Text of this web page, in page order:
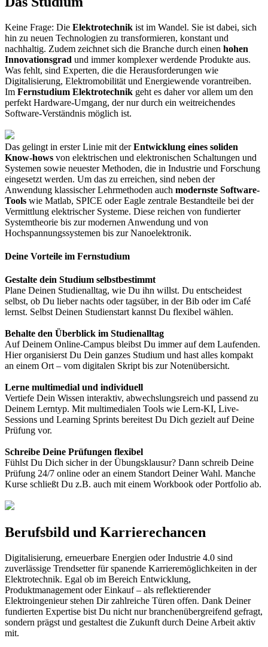
Keine Frage: Die Elektrotechnik ist im Wandel. Sie ist dabei, sich
hin zu neuen Technologien zu transformieren, konstant und
nachhaltig. Zudem zeichnet sich die Branche durch einen hohen
Innovationsgrad und immer komplexer werdende Produkte aus.
Was fehlt, sind Experten, die die Herausforderungen wie
Digitalisierung, Elektromobilität und Energiewende vorantreiben.
Im Fernstudium Elektrotechnik geht es daher vor allem um den
perfekt Hardware-Umgang, der nur durch ein weitreichendes
Software-Verständnis möglich ist.
Das gelingt in erster Linie mit derEntwicklung eines soliden
Know-hows von elektrischen und elektronischen Schaltungen und
Systemen sowie neuester Methoden, die in Industrie und Forschung
eingesetzt werden. Um das zu erreichen, sind neben der
Anwendung klassischer Lehrmethoden auch modernste Software-
Tools wie Matlab, SPICE oder Eagle zentrale Bestandteile bei der
Vermittlung elektrischer Systeme. Diese reichen von fundierter
Systemtheorie bis zur modernen Anwendung und von
Hochspannungssystemen bis zur Nanoelektronik.
Deine Vorteile im Fernstudium
Gestalte dein Studium selbstbestimmt
Plane Deinen Studienalltag, wie Du ihn willst. Du entscheidest
selbst, ob Du lieber nachts oder tagsüber, in der Bib oder im Café
lernst. Selbst Deinen Studienstart kannst Du flexibel wählen.
Behalte den Überblick im Studienalltag
Auf Deinem Online-Campus bleibst Du immer auf dem Laufenden.
Hier organisierst Du Dein ganzes Studium und hast alles kompakt
an einem Ort – vom digitalen Skript bis zur Notenübersicht.
Lerne multimedial und individuell
Vertiefe Dein Wissen interaktiv, abwechslungsreich und passend zu
Deinem Lerntyp. Mit multimedialen Tools wie Lern-KI, Live-
Sessions und Learning Sprints bereitest Du Dich gezielt auf Deine
Prüfung vor.
Schreibe Deine Prüfungen flexibel
Fühlst Du Dich sicher in der Übungsklausur? Dann schreib Deine
Prüfung 24/7 online oder an einem Standort Deiner Wahl. Manche
Kurse schließt Du z.B. auch mit einem Workbook oder Portfolio ab.
Berufsbild und Karrierechancen
Digitalisierung, erneuerbare Energien oder Industrie 4.0 sind
zuverlässige Trendsetter für spanende Karrieremöglichkeiten in der
Elektrotechnik. Egal ob im Bereich Entwicklung,
Produktmanagement oder Einkauf – als reflektierender
Elektroingenieur stehen Dir zahlreiche Türen offen. Dank Deiner
fundierten Expertise bist Du nicht nur branchenübergreifend gefragt,
sondern prägst und gestaltest die Zukunft durch Deine Arbeit aktiv
mit.